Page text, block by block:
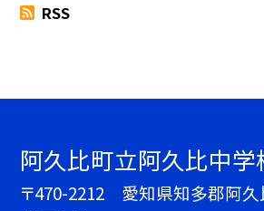
RSS
阿久比町立阿久比中学
〒470-2212 愛知県知多郡阿